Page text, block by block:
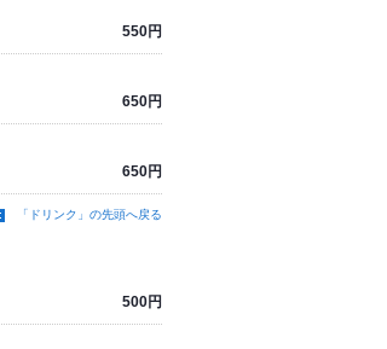
550円
650円
650円
「ドリンク」の先頭へ戻る
500円